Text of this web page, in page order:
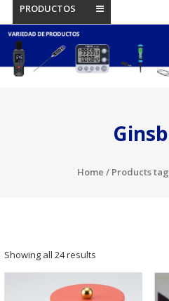
PRODUCTOS
Home / Products
Showing all 24 results